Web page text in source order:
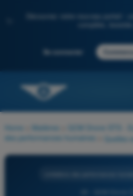
Découvrez notre nouveau portail :
Se connecter
Home Matières QCM Drone STS -
des performances humaines